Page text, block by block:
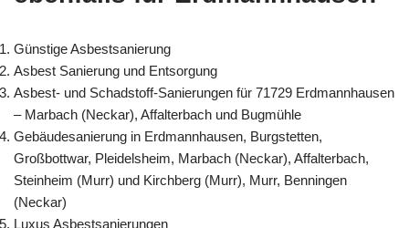
Günstige Asbestsanierung
Asbest Sanierung und Entsorgung
Asbest- und Schadstoff-Sanierungen für 71729 Erdmannhausen
– Marbach (Neckar), Affalterbach und Bugmühle
Gebäudesanierung in Erdmannhausen, Burgstetten,
Großbottwar, Pleidelsheim, Marbach (Neckar), Affalterbach,
Steinheim (Murr) und Kirchberg (Murr), Murr, Benningen
(Neckar)
Luxus Asbestsanierungen